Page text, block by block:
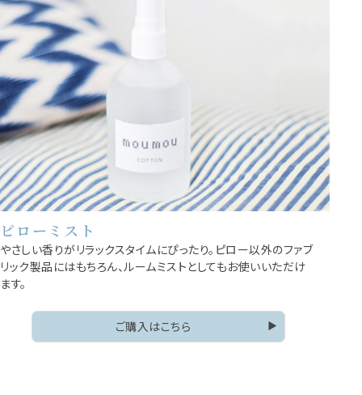
ピローミスト
やさしい香りがリラックスタイムにぴったり。ピロー以外のファブ
リック製品にはもちろん、ルームミストとしてもお使いいただけ
ます。
ご購入はこちら